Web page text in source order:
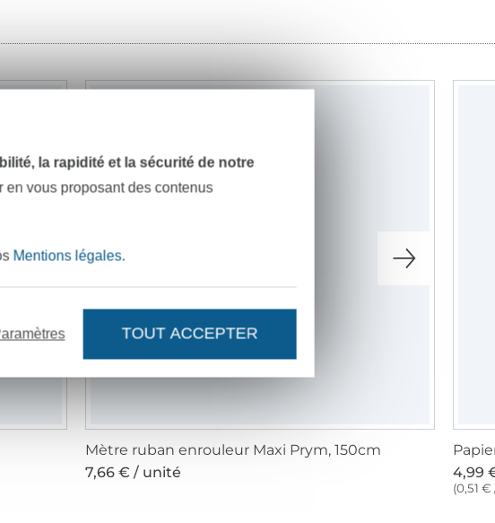
Mètre ruban enrouleur Maxi Prym, 150cm
7,66 € / unité
4,99
(0,51 €
la rapidité et la sécurité de notre
en vous proposant des contenus
Mentions légales.
TOUT ACCEPTER